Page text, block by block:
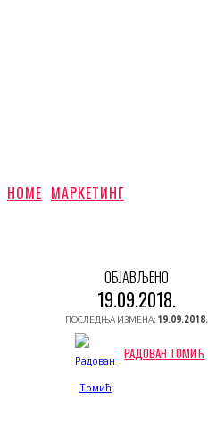
HOME МАРКЕТИНГ
ОБЈАВЉЕНО
19.09.2018.
ПОСЛЕДЊА ИЗМЕНА: 19.09.2018.
РАДОВАН ТОМИЋ